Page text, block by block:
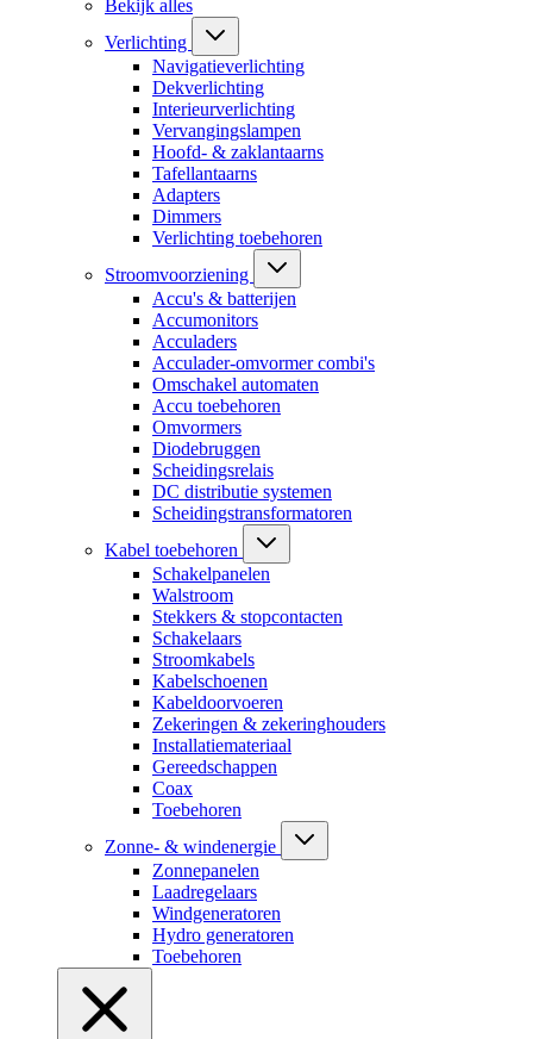
Bekijk alles
Verlichting
Navigatieverlichting
Dekverlichting
Interieurverlichting
Vervangingslampen
Hoofd- & zaklantaarns
Tafellantaarns
Adapters
Dimmers
Verlichting toebehoren
Stroomvoorziening
Accu's & batterijen
Accumonitors
Acculaders
Acculader-omvormer combi's
Omschakel automaten
Accu toebehoren
Omvormers
Diodebruggen
Scheidingsrelais
DC distributie systemen
Scheidingstransformatoren
Kabel toebehoren
Schakelpanelen
Walstroom
Stekkers & stopcontacten
Schakelaars
Stroomkabels
Kabelschoenen
Kabeldoorvoeren
Zekeringen & zekeringhouders
Installatiemateriaal
Gereedschappen
Coax
Toebehoren
Zonne- & windenergie
Zonnepanelen
Laadregelaars
Windgeneratoren
Hydro generatoren
Toebehoren